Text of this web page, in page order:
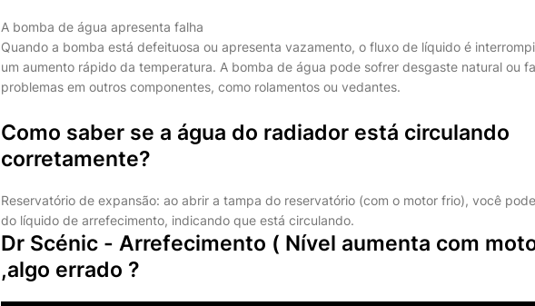
A bomba de água apresenta falha
Quando a bomba está defeituosa ou apresenta vazamento, o fluxo de líquido é
um aumento rápido da temperatura. A bomba de água pode sofrer desgaste natural ou
problemas em outros componentes, como rolamentos ou vedantes.
Como saber se a água do radiador está circulando
corretamente?
Reservatório de expansão: ao abrir a tampa do reservatório (com o motor frio), você
do líquido de arrefecimento, indicando que está circulando.
Dr Scénic - Arrefecimento ( Nível aumenta com
,algo errado ?